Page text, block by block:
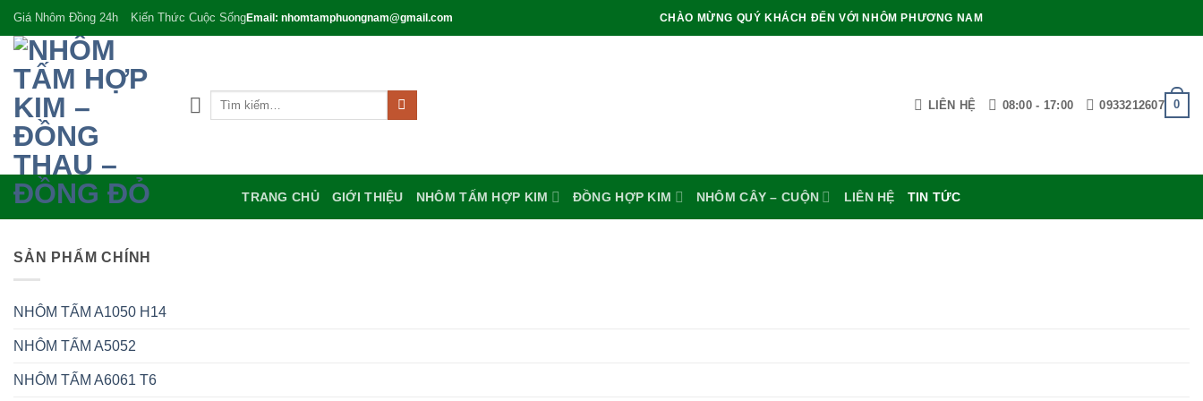
Bỏ
qua
nội
dung
Giá Nhôm Đồng 24h Kiến Thức Cuộc SốngEmail: nhomtamphuongnam@gmail.com CHÀO MỪNG QUÝ KHÁCH ĐẾN VỚI NHÔM PHƯƠNG NAM
Tìm
LIÊN HỆ 08:00 - 17:00 0933212607 0
TRANG CHỦ GIỚI THIỆU NHÔM TẤM HỢP KIM ĐỒNG HỢP KIM NHÔM CÂY – CUỘN LIÊN HỆ TIN TỨC
SẢN PHẨM CHÍNH
NHÔM TẤM A1050 H14
NHÔM TẤM A5052
NHÔM TẤM A6061 T6